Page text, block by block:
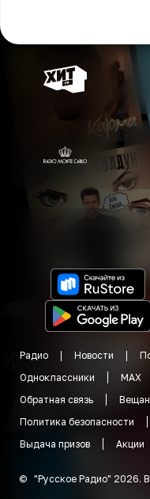
Радио Новости
Одноклассники
MAX
Обратная связь
Политика безопасности
Выдача призов
Акции
© "Русское Радио" 2026.